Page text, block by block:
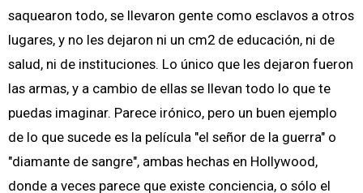
saquearon todo, se llevaron gente como esclavos a otros
lugares, y no les dejaron ni un cm2 de educación, ni de
salud, ni de instituciones. Lo único que les dejaron fueron
las armas, y a cambio de ellas se llevan todo lo que te
puedas imaginar. Parece irónico, pero un buen ejemplo
de lo que sucede es la película "el señor de la guerra" o
"diamante de sangre", ambas hechas en Hollywood,
donde a veces parece que existe conciencia, o sólo el